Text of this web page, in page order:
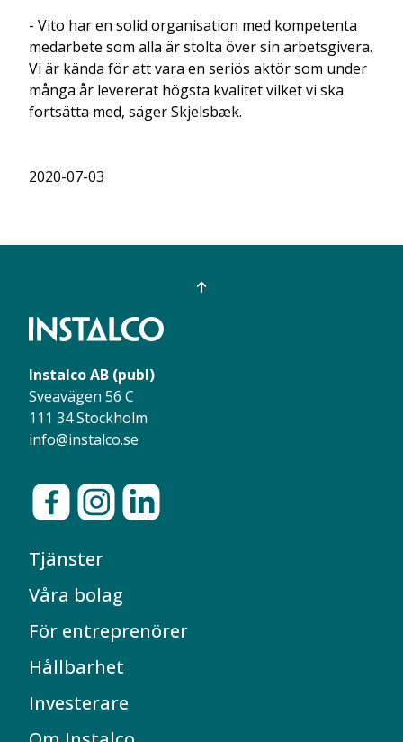
- Vito har en solid organisation med kompetenta
medarbete som alla är stolta över sin arbetsgivera.
Vi är kända för att vara en seriös aktör som under
många år levererat högsta kvalitet vilket vi ska
fortsätta med, säger Skjelsbæk.
2020-07-03
Instalco AB (publ)
Sveavägen 56 C
111 34 Stockholm
info@instalco.se
Tjänster
Våra bolag
För entreprenörer
Hållbarhet
Investerare